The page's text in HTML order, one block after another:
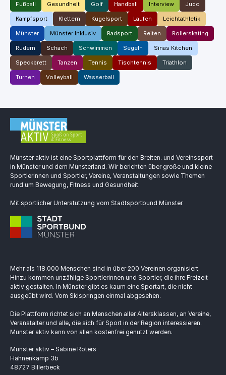
Fußball Gesundheit Golf Handball Interview Judo
Kampfsport Klettern Kugelsport Laufen Leichtathletik
Münster Münster Inklusiv Radsport Reiten Rollerskating
Rudern Schach Schwimmen Segeln Sinas Kitchen
Speckbrett Tanzen Tennis Tischtennis Triathlon
Turnen Volleyball Wasserball
Münster aktiv ist eine Sportplattform für den Breiten. und Vereinssport
in Münster und dem Münsterland. Wir berichten über große und kleine
Sportlerinnen und Sportler, Vereine, Veranstaltungen sowie Themen
rund um Bewegung, Fitness und Gesundheit.
Mit sportlicher Unterstützung vom Stadtsportbund Münster
Mehr als 118.000 Menschen sind in über 200 Vereinen organisiert.
Hinzu kommen unzählige Sportlerinnen und Sportler, die ihre Freizeit
aktiv gestalten. In Münster gibt es kaum eine Sportart, die nicht
ausgeübt wird. Vom Skispringen einmal abgesehen.
Die Plattform richtet sich an Menschen aller Altersklassen, an Vereine,
Veranstalter und alle, die sich für Sport in der Region interessieren.
Münster aktiv kann von allen kostenfrei genutzt werden.
Münster aktiv – Sabine Roters
Hahnenkamp 3b
48727 Billerbeck